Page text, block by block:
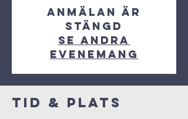
Anmälan är
stängd
Se andra
evenemang
Tid & Plats